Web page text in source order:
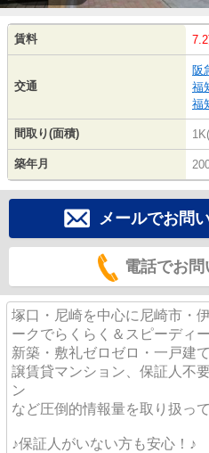
賃料
交通
阪
福
福
間取り(面積)
築年月
メールでお問
電話でお
塚口・尼崎を中心に尼崎市・
ークでらくらく＆スピーディ
新築・敷礼ゼロゼロ・一戸建
譲賃貸マンション、保証人不
ン
など圧倒的情報量を取り扱っ
♪保証人がいない方も安心！♪